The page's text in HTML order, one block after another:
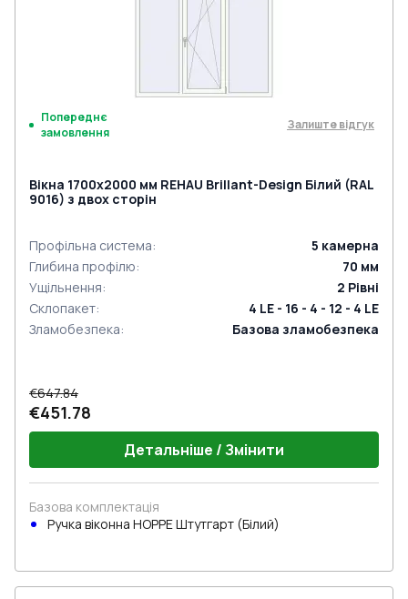
Попереднє
замовлення
Залиште відгук
Вікна 1700x2000 мм REHAU Brillant-Design Білий (RAL
9016) з двох сторін
Профільна система: 5 камерна
Глибина профілю: 70 мм
Ущільнення: 2 Рівні
Склопакет:
4 LE - 16 - 4 - 12 - 4 LE
Зламобезпека: Базова зламобезпека
€647.84
€451.78
Детальніше / Змінити
Базова комплектація
Ручка віконна HOPPE Штутгарт (Білий)